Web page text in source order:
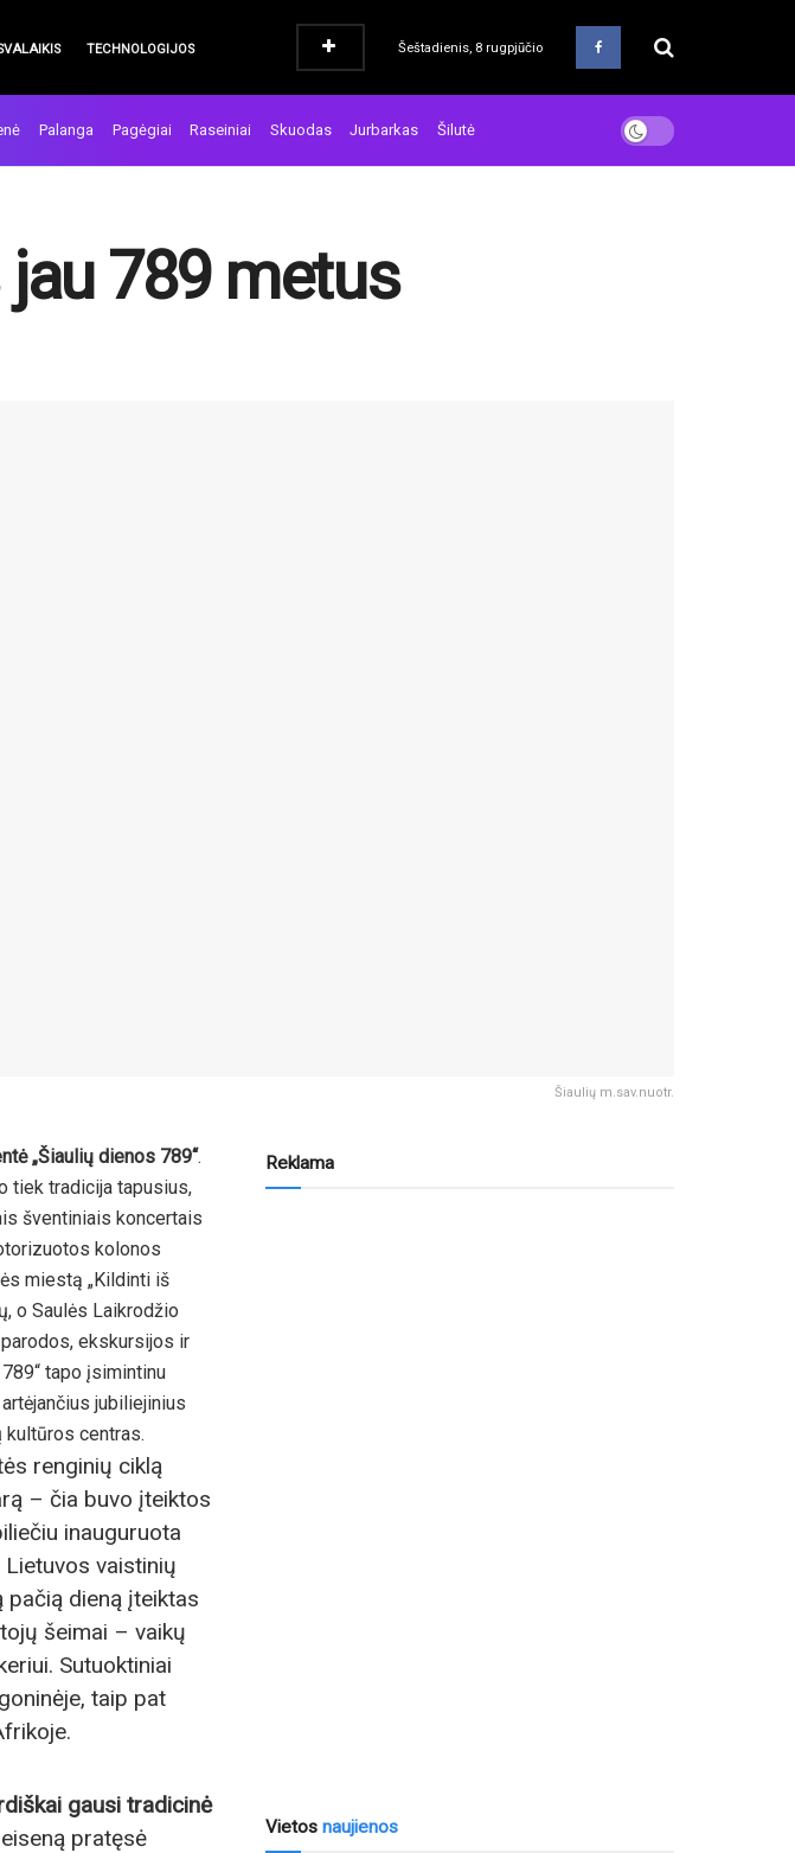
TECHNOLOGIJOS Šeštadienis, 8 rugpjūčio
Palanga Pagėgiai Raseiniai Skuodas Jurbarkas Šilutė
789 metus
Šiaulių m.sav.nuotr.
„Šiaulių dienos 789“.
tiek tradicija tapusius,
šventiniais koncertais
kolonos
miestą „Kildinti iš
o Saulės Laikrodžio
ekskursijos ir
tapo įsimintinu
jubiliejinius
kultūros centras.
renginių ciklą
– čia buvo įteiktos
inauguruota
vaistinių
pačią dieną įteiktas
šeimai – vaikų
Sutuoktiniai
taip pat
gausi tradicinė
pratęsė
Reklama
Vietos naujienos